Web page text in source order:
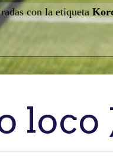
con la etiqueta
loco